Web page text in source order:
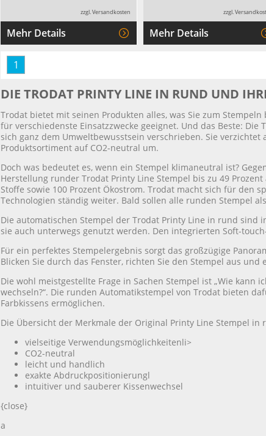
zzgl. Versandkosten
Mehr Details
zzgl.
Mehr Details
1
DIE TRODAT PRINTY LINE IN RUND UND
Trodat bietet mit seinen Produkten alles, was Sie zum
für verschiedenste Einsatzzwecke geeignet. Und das Beste:
sich ganz dem Umweltbewusstsein verschrieben. Sie
Produktsortiment auf CO2-neutral um.
Doch was bedeutet es, wenn ein Stempel klimaneutral ist?
Herstellung runder Trodat Printy Line Stempel bis zu 49
Stoffe sowie 100 Prozent Ökostrom. Trodat macht sich für den
Technologien ständig weiter. Bald sollen alle runden Stempel
Die automatischen Stempel der Trodat Printy Line in rund
sie auch unterwegs genutzt werden. Den integrierten Soft-
Für ein perfektes Stempelergebnis sorgt das großzügige
Blicken Sie durch das Fenster, richten Sie den Stempel aus
Die wohl meistgestellte Frage in Sachen Stempel ist „Wie kann
wechseln?“. Die runden Automatikstempel von Trodat bieten
Farbkissens ermöglichen.
Die Übersicht der Merkmale der Original Printy Line Stempel in
vielseitige Verwendungsmöglichkeitenli>
CO2-neutral
leicht und handlich
exakte Abdruckpositionierungl
intuitiver und sauberer Kissenwechsel
{close}
a